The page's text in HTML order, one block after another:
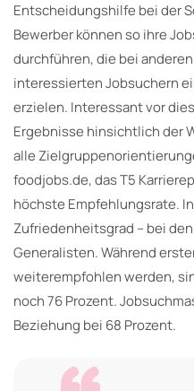
Entscheidungshilfe bei der
Bewerber können so ihre
durchführen, die bei
interessierten Jobsuchern
erzielen. Interessant vor
Ergebnisse hinsichtlich der
alle
foodjobs.de, das T5
höchste Empfehlungsrate.
Zufriedenheitsgrad – bei
Generalisten. Während
weiterempfohlen werden,
noch 76 Prozent.
Beziehung bei 68 Prozent.